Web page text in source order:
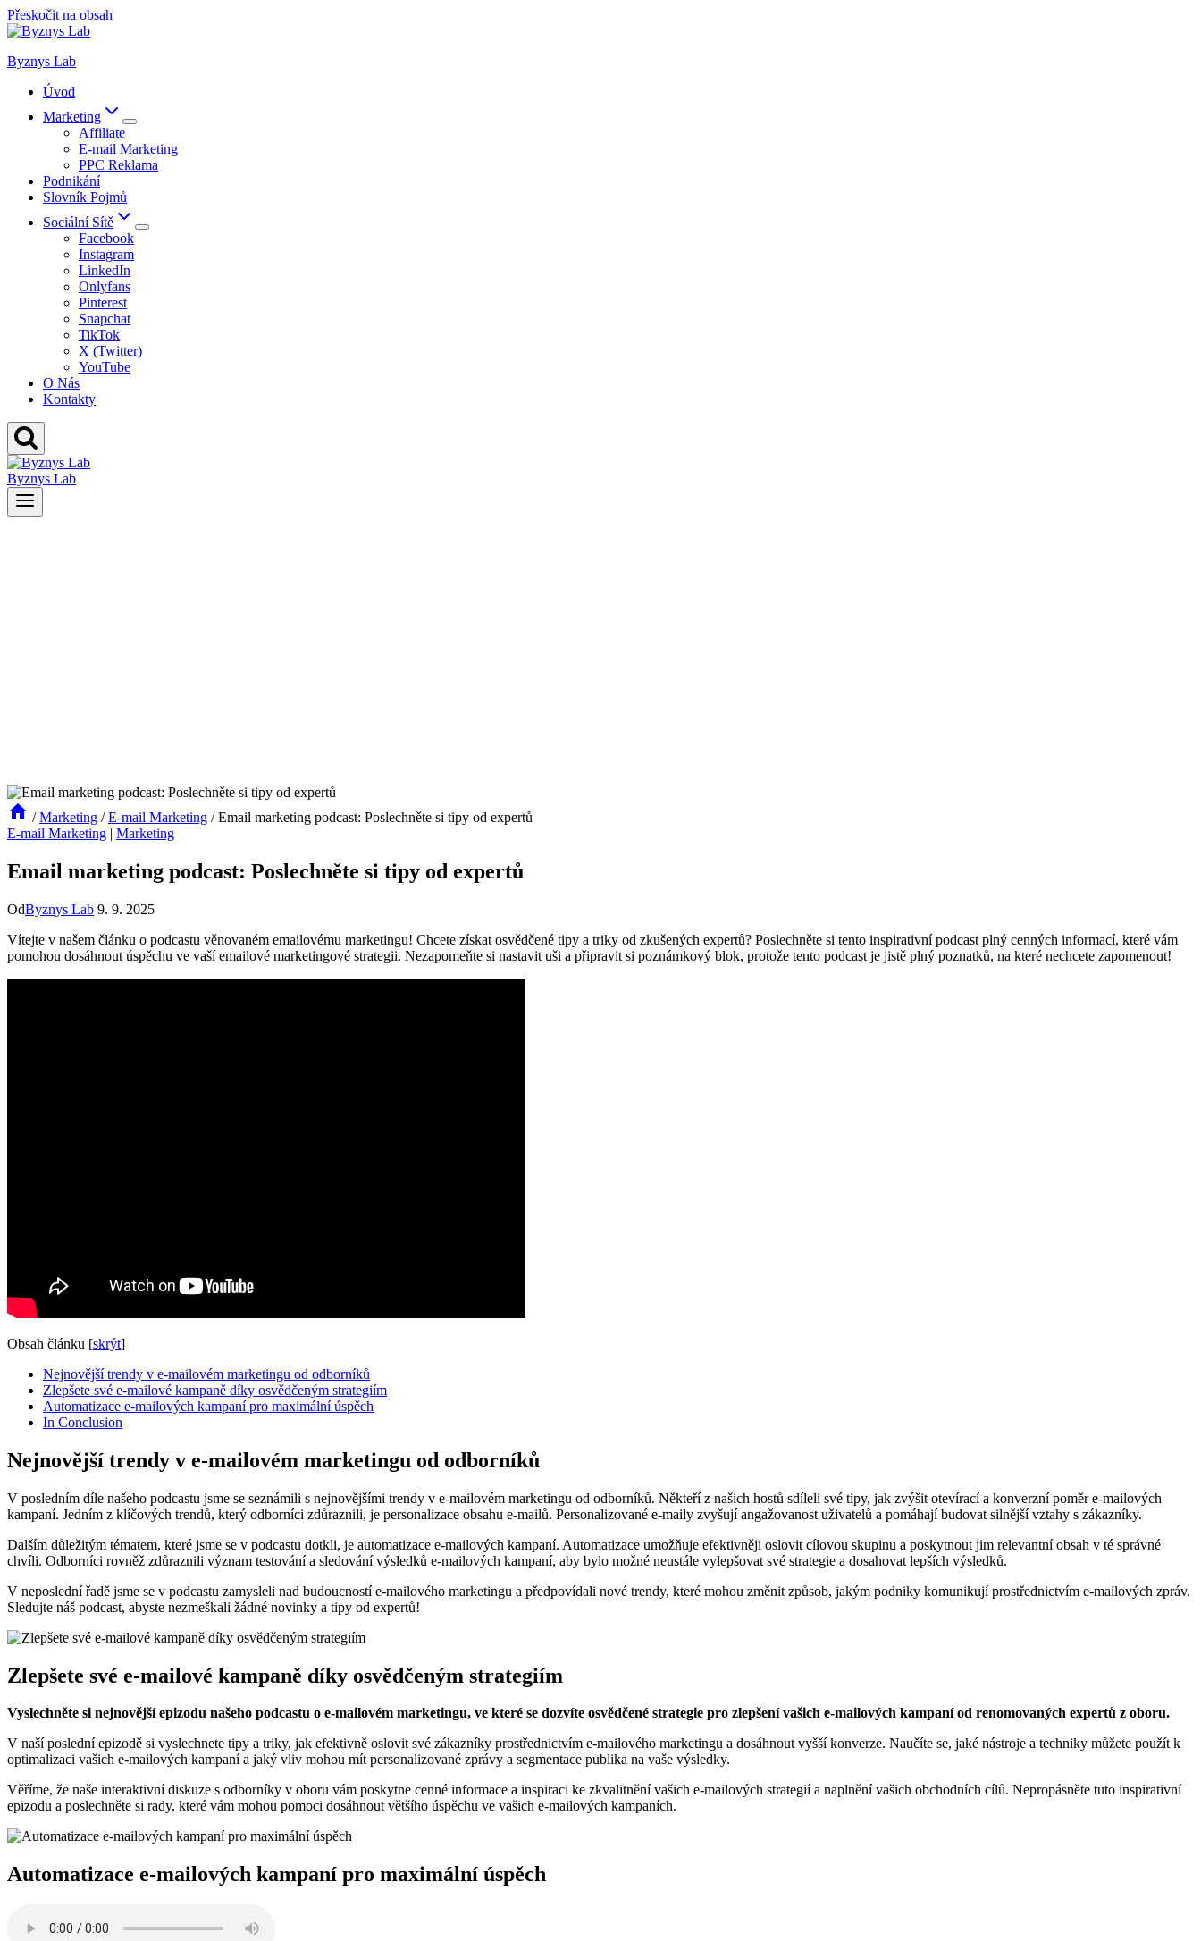
Přeskočit na obsah
Byznys Lab
Úvod
Marketing
Affiliate
E-mail Marketing
PPC Reklama
Podnikání
Slovník Pojmů
Sociální Sítě
Facebook
Instagram
LinkedIn
Onlyfans
Pinterest
Snapchat
TikTok
X (Twitter)
YouTube
O Nás
Kontakty
Byznys Lab
/ Marketing / E-mail Marketing / Email marketing podcast: Poslechněte si tipy od expertů
E-mail Marketing | Marketing
Email marketing podcast: Poslechněte si tipy od expertů
OdByznys Lab 9. 9. 2025
Vítejte v⁢ našem článku o podcastu ​věnovaném emailovému marketingu! ‌Chcete získat osvědčené⁢ tipy a triky od‍ zkušených expertů? Poslechněte si ⁢tento inspirativní podcast plný cenných⁤ informací, ⁢které vám
pomohou dosáhnout úspěchu ve vaší ​emailové marketingové strategii. Nezapomeňte si nastavit ⁣uši a připravit si ‌poznámkový ⁢blok, protože tento podcast je jistě plný poznatků, na ⁣které nechcete zapomenout!
Obsah článku [skrýt]
Nejnovější trendy v e-mailovém marketingu od odborníků
Zlepšete⁤ své ⁢e-mailové kampaně díky osvědčeným ⁣strategiím
Automatizace e-mailových kampaní pro maximální úspěch
In Conclusion
Nejnovější trendy v e-mailovém marketingu od odborníků
V posledním díle našeho ⁤podcastu jsme se seznámili ⁢s nejnovějšími trendy v ​e-mailovém marketingu od odborníků. Někteří z našich hostů sdíleli⁢ své tipy, jak zvýšit otevírací a konverzní poměr⁣ e-mailových
kampaní. Jedním z klíčových ⁤trendů, který odborníci zdůraznili, je⁢ personalizace obsahu e-mailů.⁤ Personalizované e-maily zvyšují angažovanost uživatelů a pomáhají budovat silnější vztahy s zákazníky.
Dalším důležitým tématem, které jsme se v podcastu dotkli, je automatizace e-mailových kampaní. Automatizace umožňuje efektivněji ‍oslovit cílovou skupinu a poskytnout jim ​relevantní obsah ⁤v ⁤té správné
chvíli. Odborníci rovněž zdůraznili význam testování a⁢ sledování výsledků e-mailových kampaní, aby bylo možné‌ neustále vylepšovat své strategie a dosahovat‌ lepších výsledků.
V neposlední řadě jsme se v podcastu zamysleli nad budoucností e-mailového marketingu a⁣ předpovídali⁤ nové trendy,​ které mohou‌ změnit způsob, jakým podniky‌ komunikují prostřednictvím e-mailových zpráv.
Sledujte náš podcast, abyste nezmeškali žádné novinky a tipy od ⁢expertů!
Zlepšete⁤ své ⁢e-mailové kampaně díky osvědčeným ⁣strategiím
Vyslechněte si nejnovější epizodu našeho podcastu o e-mailovém marketingu, ve⁢ které se dozvíte osvědčené⁤ strategie pro zlepšení vašich‍ e-mailových kampaní od‌ renomovaných⁣ expertů z oboru.
V naší poslední epizodě si vyslechnete tipy a triky, jak efektivně oslovit své zákazníky prostřednictvím e-mailového marketingu ⁣a dosáhnout vyšší konverze. Naučíte se, jaké nástroje a techniky​ můžete použít k
optimalizaci vašich e-mailových ⁣kampaní a jaký⁤ vliv mohou mít personalizované zprávy a segmentace publika na vaše výsledky.
Věříme, že naše interaktivní diskuze s ⁣odborníky v oboru vám poskytne‍ cenné informace a inspiraci ke zkvalitnění vašich ⁢e-mailových strategií a naplnění vašich obchodních cílů. Nepropásněte tuto⁢ inspirativní
epizodu a poslechněte si rady, které vám ⁣mohou pomoci dosáhnout​ většího ⁢úspěchu⁢ ve vašich e-mailových kampaních.
Automatizace e-mailových kampaní pro maximální úspěch